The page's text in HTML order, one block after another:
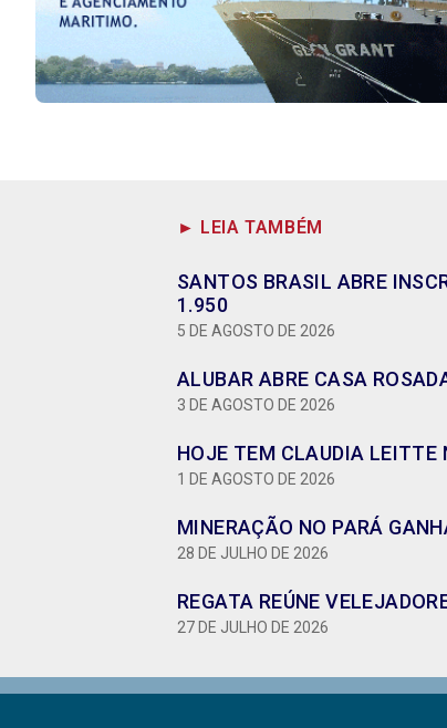
► LEIA TAMBÉM
SANTOS BRASIL ABRE
1.950
5 DE AGOSTO DE 2026
ALUBAR ABRE CASA
3 DE AGOSTO DE 2026
HOJE TEM CLAUDIA LEITTE
1 DE AGOSTO DE 2026
MINERAÇÃO NO PARÁ
28 DE JULHO DE 2026
REGATA REÚNE
27 DE JULHO DE 2026